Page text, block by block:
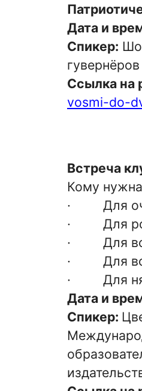
Дата и
Спикер:
Ссылка на
vosmi-do-
Встреча
Кому
· Для
· Для
· Для
· Для
· Для
Дата и
Спикер: